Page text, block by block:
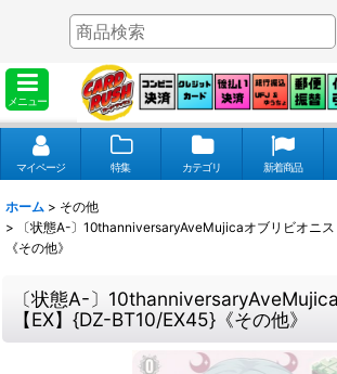
メニュー
マイページ 特集 カテゴリ 新着商品
ホーム > その他
>
〔状態A-〕10thanniversaryAveMujicaオブリビオニ
《その他》
〔状態A-〕
【EX】{DZ-BT10/EX45}《その他》